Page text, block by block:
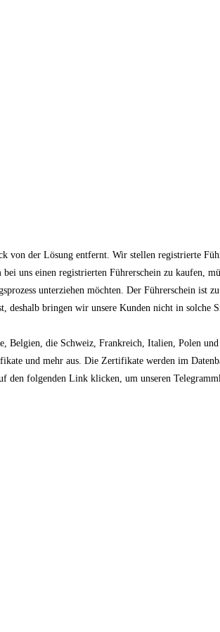
der Lösung entfernt. Wir stellen registrierte
uns einen registrierten Führerschein zu kaufen,
unterziehen möchten. Der Führerschein ist
bringen wir unsere Kunden nicht in solche
Belgien, die Schweiz, Frankreich, Italien, Polen
und mehr aus. Die Zertifikate werden im
folgenden Link klicken, um unseren